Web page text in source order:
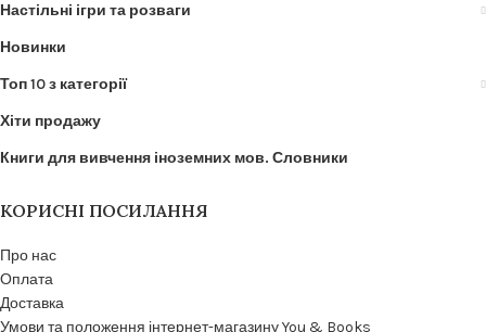
Настільні ігри та розваги
Новинки
Топ 10 з категорії
Хіти продажу
Книги для вивчення іноземних мов. Словники
КОРИСНІ ПОСИЛАННЯ
Про нас
Оплата
Доставка
Умови та положення інтернет-магазину You & Books